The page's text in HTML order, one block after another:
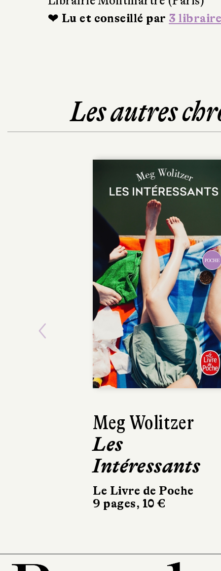
❤ Lu et conseillé par 3
Les autres
POCHE
Meg Wolitzer
Les
Intéressants
Le Livre de Poche
9 pages, 10 €
Pozla
Carnet de
foireuse
Delcourt
368 pages, 34,95 €
Previous